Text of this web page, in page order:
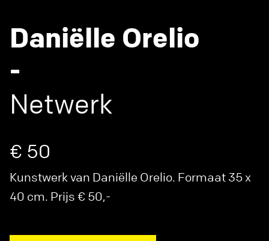
Daniëlle Orelio
-
Netwerk
€ 50
Kunstwerk van Daniëlle Orelio. Formaat 35 x
40 cm. Prijs € 50,-